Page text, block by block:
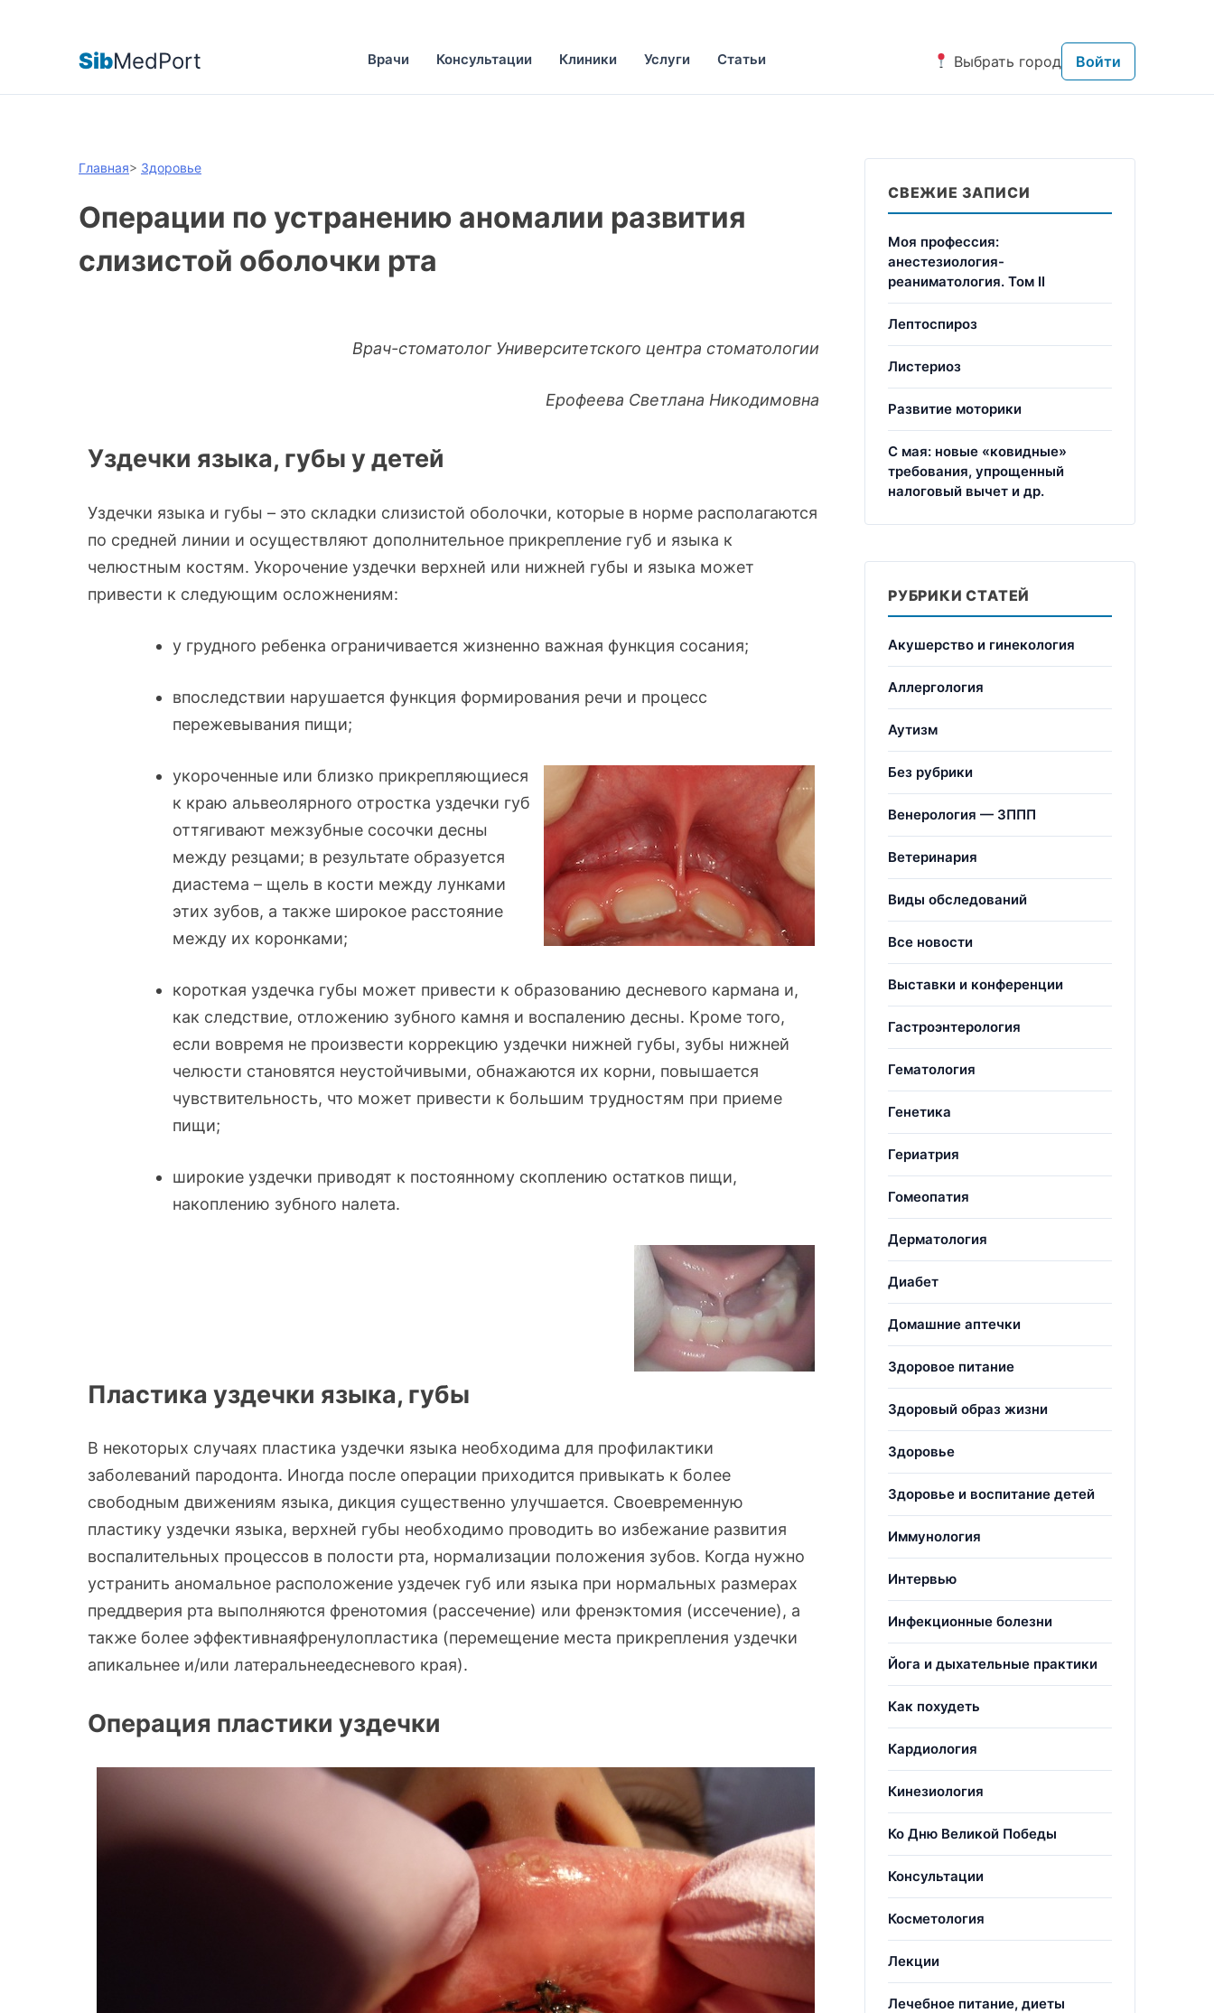
SibMedPort Врачи Консультации Клиники Услуги Статьи Выбрать город Войти
Главная> Здоровье
Операции по устранению аномалии развития
слизистой оболочки рта
Врач-стоматолог Университетского центра стоматологии
Ерофеева Светлана Никодимовна
Уздечки языка, губы у детей
Уздечки языка и губы – это складки слизистой оболочки, которые в норме располагаются
по средней линии и осуществляют дополнительное прикрепление губ и языка к
челюстным костям. Укорочение уздечки верхней или нижней губы и языка может
привести к следующим осложнениям:
у грудного ребенка ограничивается жизненно важная функция сосания;
впоследствии нарушается функция формирования речи и процесс
пережевывания пищи;
укороченные или близко прикрепляющиеся
к краю альвеолярного отростка уздечки губ
оттягивают межзубные сосочки десны
между резцами; в результате образуется
диастема – щель в кости между лунками
этих зубов, а также широкое расстояние
между их коронками;
короткая уздечка губы может привести к образованию десневого кармана и,
как следствие, отложению зубного камня и воспалению десны. Кроме того,
если вовремя не произвести коррекцию уздечки нижней губы, зубы нижней
челюсти становятся неустойчивыми, обнажаются их корни, повышается
чувствительность, что может привести к большим трудностям при приеме
пищи;
широкие уздечки приводят к постоянному скоплению остатков пищи,
накоплению зубного налета.
Пластика уздечки языка, губы
В некоторых случаях пластика уздечки языка необходима для профилактики
заболеваний пародонта. Иногда после операции приходится привыкать к более
свободным движениям языка, дикция существенно улучшается. Своевременную
пластику уздечки языка, верхней губы необходимо проводить во избежание развития
воспалительных процессов в полости рта, нормализации положения зубов. Когда нужно
устранить аномальное расположение уздечек губ или языка при нормальных размерах
преддверия рта выполняются френотомия (рассечение) или френэктомия (иссечение), а
также более эффективнаяфренулопластика (перемещение места прикрепления уздечки
апикальнее и/или латеральнеедесневого края).
Операция пластики уздечки
СВЕЖИЕ ЗАПИСИ
Моя профессия:
анестезиология-
реаниматология. Том II
Лептоспироз
Листериоз
Развитие моторики
С мая: новые «ковидные»
требования, упрощенный
налоговый вычет и др.
РУБРИКИ СТАТЕЙ
Акушерство и гинекология
Аллергология
Аутизм
Без рубрики
Венерология — ЗППП
Ветеринария
Виды обследований
Все новости
Выставки и конференции
Гастроэнтерология
Гематология
Генетика
Гериатрия
Гомеопатия
Дерматология
Диабет
Домашние аптечки
Здоровое питание
Здоровый образ жизни
Здоровье
Здоровье и воспитание детей
Иммунология
Интервью
Инфекционные болезни
Йога и дыхательные практики
Как похудеть
Кардиология
Кинезиология
Ко Дню Великой Победы
Консультации
Косметология
Лекции
Лечебное питание, диеты